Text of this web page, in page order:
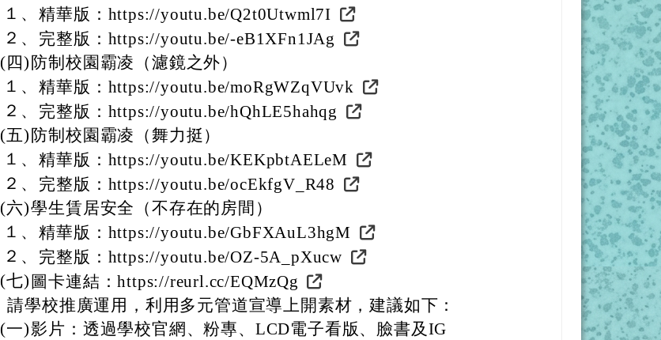
１、 精華版：https://youtu.be/Q2t0Utwml7I
２、
完整版：https://youtu.be/-eB1XFn1JAg
(四) 防制校園霸凌（濾鏡之外）
１、 精華版：https://youtu.be/moRgWZqVUvk
２、
完整版：https://youtu.be/hQhLE5hahqg
(五) 防制校園霸凌（舞力挺）
１、 精華版：https://youtu.be/KEKpbtAELeM
２、
完整版：https://youtu.be/ocEkfgV_R48
(六)學生賃居安全（不存在的房間）
１、 精華版：https://youtu.be/GbFXAuL3hgM
２、
完整版：https://youtu.be/OZ-5A_pXucw
(七) 圖卡連結：https://reurl.cc/EQMzQg
請學校推廣運用，利用多元管道宣導上開素材，建議如下：
(一)影片：透過學校官網、粉專、LCD電子看版、臉書及IG